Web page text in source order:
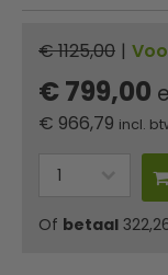
€ 1125,00 |
€ 799,00
€ 966,79 incl.
Of betaal